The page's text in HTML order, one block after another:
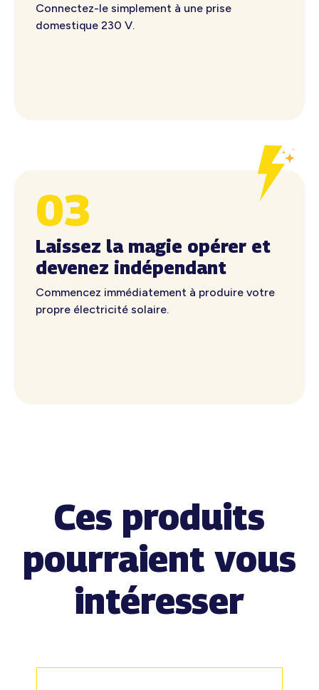
Connectez-le simplement à une prise
domestique 230 V.
03
Laissez la magie opérer et
devenez indépendant
Commencez immédiatement à produire votre
propre électricité solaire.
Ces produits
pourraient vous
intéresser